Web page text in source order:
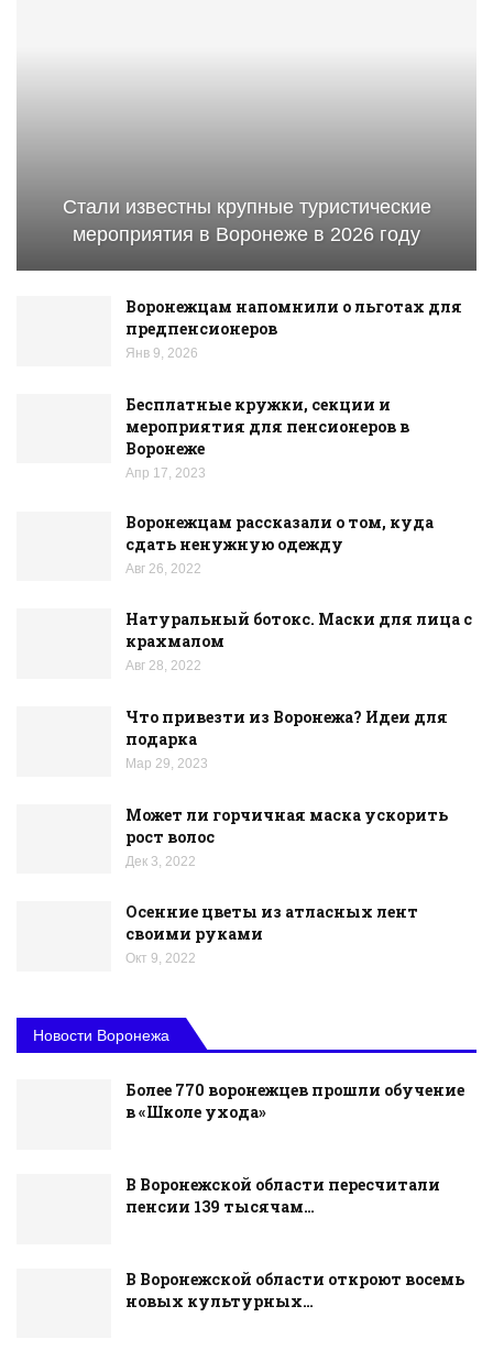
Стали известны крупные туристические
мероприятия в Воронеже в 2026 году
Воронежцам напомнили о льготах для
предпенсионеров
Янв 9, 2026
Бесплатные кружки, секции и
мероприятия для пенсионеров в
Воронеже
Апр 17, 2023
Воронежцам рассказали о том, куда
сдать ненужную одежду
Авг 26, 2022
Натуральный ботокс. Маски для лица с
крахмалом
Авг 28, 2022
Что привезти из Воронежа? Идеи для
подарка
Мар 29, 2023
Может ли горчичная маска ускорить
рост волос
Дек 3, 2022
Осенние цветы из атласных лент
своими руками
Окт 9, 2022
Новости Воронежа
Более 770 воронежцев прошли обучение
в «Школе ухода»
В Воронежской области пересчитали
пенсии 139 тысячам…
В Воронежской области откроют восемь
новых культурных…